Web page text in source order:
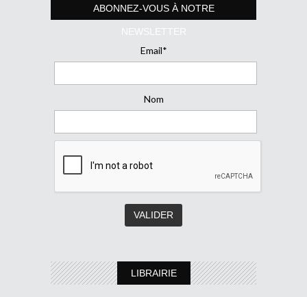
ABONNEZ-VOUS À NOTRE
NEWSLETTER
Email*
Nom
LIBRAIRIE